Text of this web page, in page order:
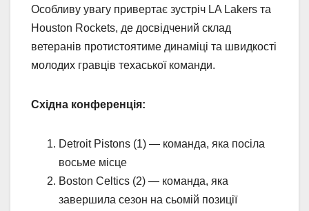
Особливу увагу привертає зустріч LA Lakers та
Houston Rockets, де досвідчений склад
ветеранів протистоятиме динаміці та швидкості
молодих гравців техаської команди.
Східна конференція:
Detroit Pistons (1) — команда, яка посіла
восьме місце
Boston Celtics (2) — команда, яка
завершила сезон на сьомій позиції